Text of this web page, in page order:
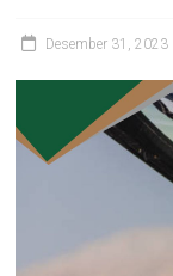
Desember 31, 2023